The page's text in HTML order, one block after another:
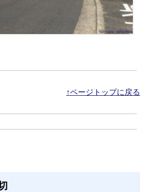
↑ページトップに戻る